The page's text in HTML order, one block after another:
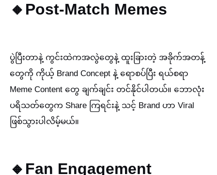
🔸Post-Match Memes
ပွဲပြီးတာနဲ့ ကွင်းထဲကအလွဲတွေနဲ့ ထူးခြားတဲ့ အခိုက်အတန့်
တွေကို ကိုယ့် Brand Concept နဲ့ ရောစပ်ပြီး ရယ်စရာ
Meme Content တွေ ချက်ချင်း တင်နိုင်ပါတယ်။ ဘောလုံး
ပရိသတ်တွေက Share ကြရင်းနဲ့ သင့် Brand ဟာ Viral
ဖြစ်သွားပါလိမ့်မယ်။
🔸Fan Engagement